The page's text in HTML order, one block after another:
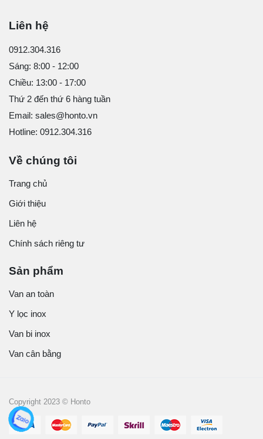
Liên hệ
0912.304.316
Sáng: 8:00 - 12:00
Chiều: 13:00 - 17:00
Thứ 2 đến thứ 6 hàng tuần
Email: sales@honto.vn
Hotline: 0912.304.316
Về chúng tôi
Trang chủ
Giới thiệu
Liên hệ
Chính sách riêng tư
Sản phẩm
Van an toàn
Y lọc inox
Van bi inox
Van cân bằng
Copyright 2023 © Honto